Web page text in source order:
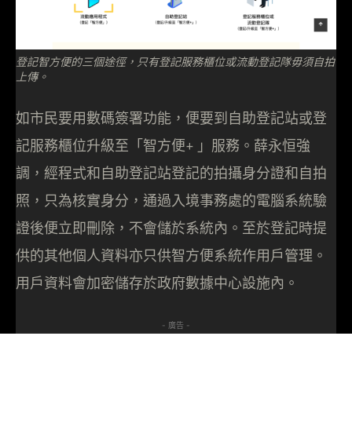
登記智方便的三個途徑，只有登記服務櫃位或流動登記隊毋須自拍
上傳。
如市民要用數碼簽署功能，便要到自助登記站或登
記服務櫃位升級至「智方便+ 」服務。薛永恒強
調，經程式和自助登記站登記的拍攝身分證和自拍
照，只為核實身分，通過入境事務處的電腦系統驗
證後便立即刪除，不會儲於系統內。至於登記時提
供的其他個人資料亦只供智方便系統作用戶管理。
用戶資料會加密儲存於政府數據中心設施內。
- 廣告 -